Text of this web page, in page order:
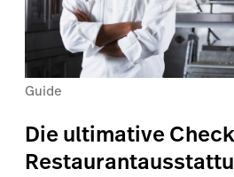
Guide
Die ultimative